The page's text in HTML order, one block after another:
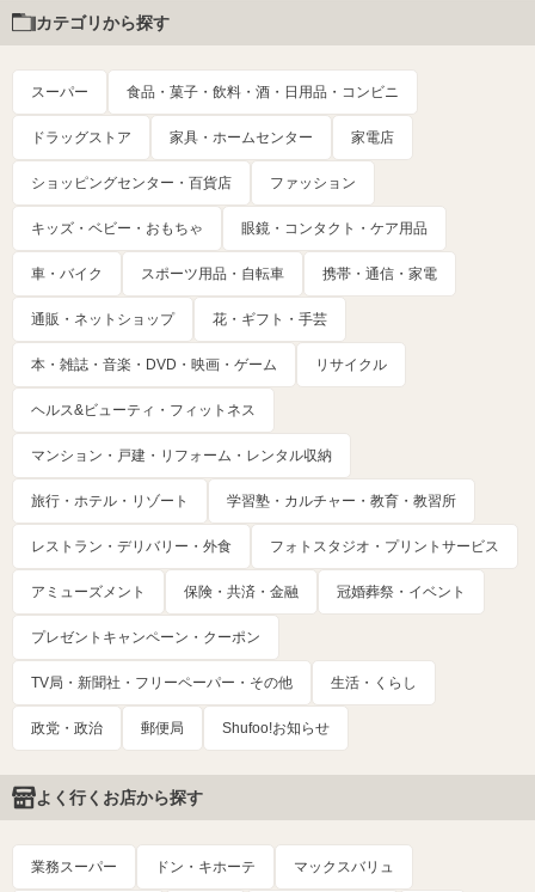
カテゴリから探す
スーパー 食品・菓子・飲料・酒・日用品・コンビニ
ドラッグストア 家具・ホームセンター 家電店
ショッピングセンター・百貨店 ファッション
キッズ・ベビー・おもちゃ 眼鏡・コンタクト・ケア用品
車・バイク スポーツ用品・自転車 携帯・通信・家電
通販・ネットショップ 花・ギフト・手芸
本・雑誌・音楽・DVD・映画・ゲーム リサイクル
ヘルス&ビューティ・フィットネス
マンション・戸建・リフォーム・レンタル収納
旅行・ホテル・リゾート 学習塾・カルチャー・教育・教習所
レストラン・デリバリー・外食 フォトスタジオ・プリントサービス
アミューズメント 保険・共済・金融 冠婚葬祭・イベント
プレゼントキャンペーン・クーポン
TV局・新聞社・フリーペーパー・その他 生活・くらし
政党・政治 郵便局 Shufoo!お知らせ
よく行くお店から探す
業務スーパー ドン・キホーテ マックスバリュ